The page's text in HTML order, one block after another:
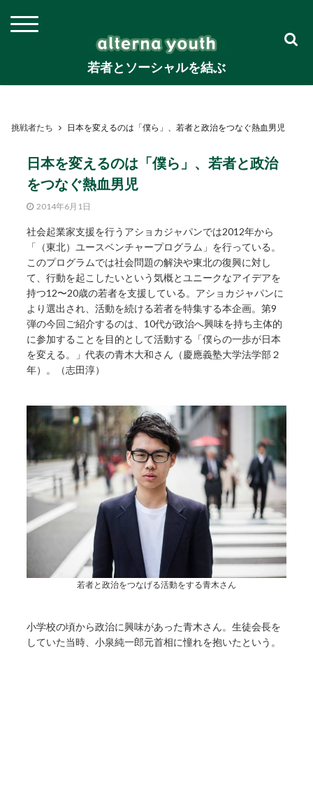
若者とソーシャルを結ぶ
挑戦者たち 日本を変えるのは「僕ら」、若者と政治をつなぐ熱血男児
日本を変えるのは「僕ら」、若者と政治
をつなぐ熱血男児
2014年6月1日
社会起業家支援を行うアショカジャパンでは2012年から
「（東北）ユースベンチャープログラム」を行っている。
このプログラムでは社会問題の解決や東北の復興に対し
て、行動を起こしたいという気概とユニークなアイデアを
持つ12〜20歳の若者を支援している。アショカジャパンに
より選出され、活動を続ける若者を特集する本企画。第9
弾の今回ご紹介するのは、10代が政治へ興味を持ち主体的
に参加することを目的として活動する「僕らの一歩が日本
を変える。」代表の青木大和さん（慶應義塾大学法学部２
年）。（志田淳）
若者と政治をつなげる活動をする青木さん
小学校の頃から政治に興味があった青木さん。生徒会長を
していた当時、小泉純一郎元首相に憧れを抱いたという。